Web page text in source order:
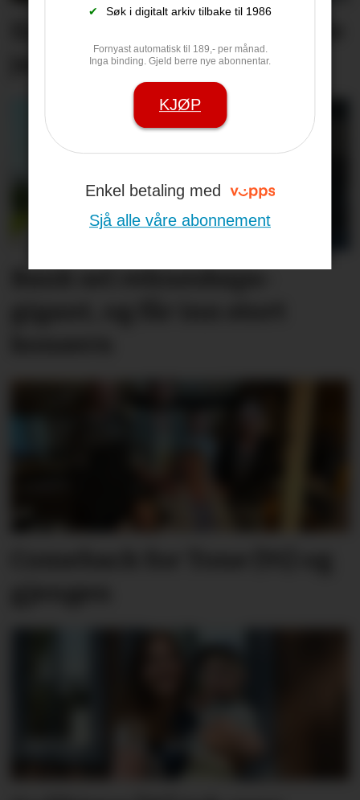
✔ Søk i digitalt arkiv tilbake til 1986
Fornyast automatisk til 189,- per månad.
Inga binding. Gjeld berre nye abonnentar.
KJØP
Enkel betaling med
Sjå alle våre abonnement
jubilantlista her
Bank sel rekne­skaps­­